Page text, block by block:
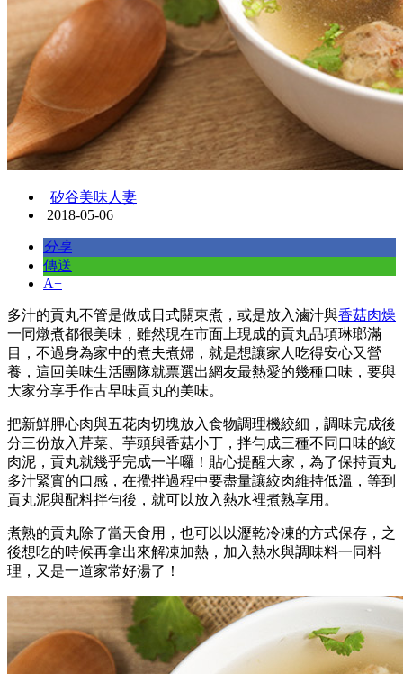
矽谷美味人妻
2018-05-06
分享
傳送
A+
多汁的貢丸不管是做成日式關東煮，或是放入滷汁與香菇肉燥
一同燉煮都很美味，雖然現在市面上現成的貢丸品項琳瑯滿
目，不過身為家中的煮夫煮婦，就是想讓家人吃得安心又營
養，這回美味生活團隊就票選出網友最熱愛的幾種口味，要與
大家分享手作古早味貢丸的美味。
把新鮮胛心肉與五花肉切塊放入食物調理機絞細，調味完成後
分三份放入芹菜、芋頭與香菇小丁，拌勻成三種不同口味的絞
肉泥，貢丸就幾乎完成一半囉！貼心提醒大家，為了保持貢丸
多汁緊實的口感，在攪拌過程中要盡量讓絞肉維持低溫，等到
貢丸泥與配料拌勻後，就可以放入熱水裡煮熟享用。
煮熟的貢丸除了當天食用，也可以以瀝乾冷凍的方式保存，之
後想吃的時候再拿出來解凍加熱，加入熱水與調味料一同料
理，又是一道家常好湯了！